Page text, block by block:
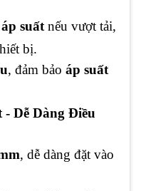
suất nếu vượt tải,
bị.
, đảm bảo áp suất
Dễ Dàng Điều
, dễ dàng đặt vào